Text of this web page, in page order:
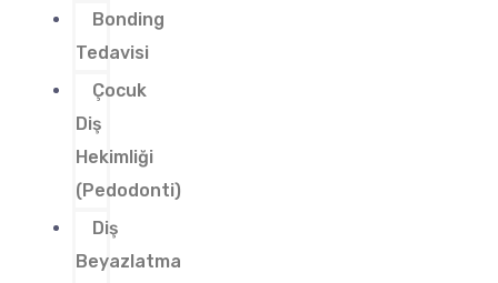
Bonding
Tedavisi
Çocuk
Diş
Hekimliği
(Pedodonti)
Diş
Beyazlatma